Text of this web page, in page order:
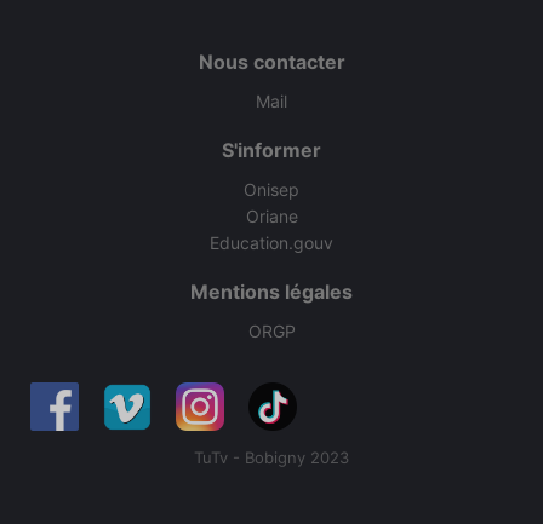
Nous contacter
Mail
S'informer
Onisep
Oriane
Education.gouv
Mentions légales
ORGP
TuTv - Bobigny 2023